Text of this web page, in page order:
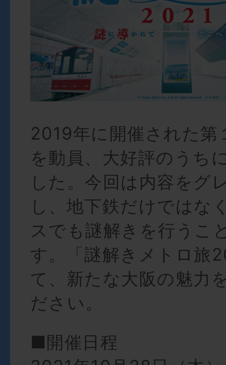
2019年に開催された第
を動員、大好評のうち
した。今回は内容をグ
し、地下鉄だけではな
スでも謎解きを行うこ
す。「謎解きメトロ旅
て、新たな大阪の魅力
ださい。
■開催日程